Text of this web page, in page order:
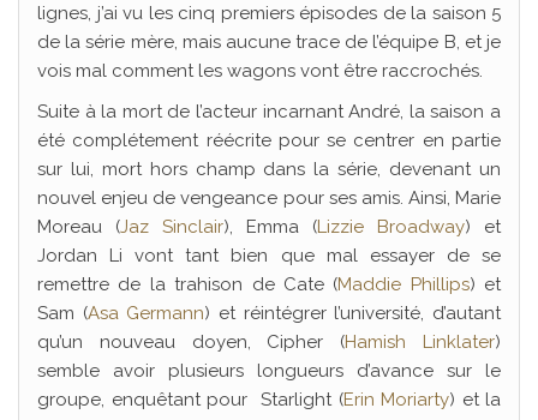
lignes, j’ai vu les cinq premiers épisodes de la saison 5
de la série mère, mais aucune trace de l’équipe B, et je
vois mal comment les wagons vont être raccrochés.
Suite à la mort de l’acteur incarnant André, la saison a
été complétement réécrite pour se centrer en partie
sur lui, mort hors champ dans la série, devenant un
nouvel enjeu de vengeance pour ses amis. Ainsi, Marie
Moreau (Jaz Sinclair), Emma (Lizzie Broadway) et
Jordan Li vont tant bien que mal essayer de se
remettre de la trahison de Cate (Maddie Phillips) et
Sam (Asa Germann) et réintégrer l’université, d’autant
qu’un nouveau doyen, Cipher (Hamish Linklater)
semble avoir plusieurs longueurs d’avance sur le
groupe, enquêtant pour Starlight (Erin Moriarty) et la